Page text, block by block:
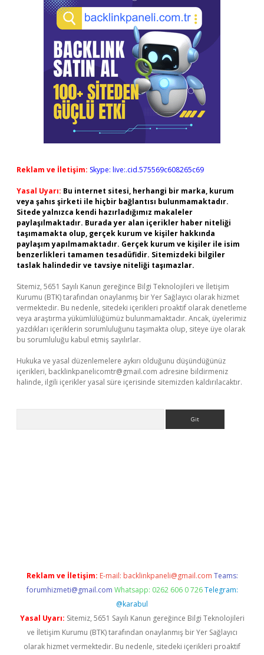
Reklam ve İletişim: Skype: live:.cid.575569c608265c69
Yasal Uyarı: Bu internet sitesi, herhangi bir marka, kurum
veya şahıs şirketi ile hiçbir bağlantısı bulunmamaktadır.
Sitede yalnızca kendi hazırladığımız makaleler
paylaşılmaktadır. Burada yer alan içerikler haber niteliği
taşımamakta olup, gerçek kurum ve kişiler hakkında
paylaşım yapılmamaktadır. Gerçek kurum ve kişiler ile isim
benzerlikleri tamamen tesadüfidir. Sitemizdeki bilgiler
taslak halindedir ve tavsiye niteliği taşımazlar.
Sitemiz, 5651 Sayılı Kanun gereğince Bilgi Teknolojileri ve İletişim
Kurumu (BTK) tarafından onaylanmış bir Yer Sağlayıcı olarak hizmet
vermektedir. Bu nedenle, sitedeki içerikleri proaktif olarak denetleme
veya araştırma yükümlülüğümüz bulunmamaktadır. Ancak, üyelerimiz
yazdıkları içeriklerin sorumluluğunu taşımakta olup, siteye üye olarak
bu sorumluluğu kabul etmiş sayılırlar.
Hukuka ve yasal düzenlemelere aykırı olduğunu düşündüğünüz
içerikleri, backlinkpanelicomtr@gmail.com adresine bildirmeniz
halinde, ilgili içerikler yasal süre içerisinde sitemizden kaldırılacaktır.
Reklam ve İletişim: E-mail: backlinkpaneli@gmail.com Teams:
forumhizmeti@gmail.com Whatsapp: 0262 606 0 726 Telegram:
@karabul
Yasal Uyarı: Sitemiz, 5651 Sayılı Kanun gereğince Bilgi Teknolojileri
ve İletişim Kurumu (BTK) tarafından onaylanmış bir Yer Sağlayıcı
olarak hizmet vermektedir. Bu nedenle, sitedeki içerikleri proaktif